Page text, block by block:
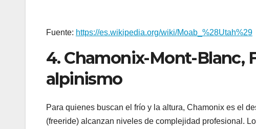
Fuente: https://es.wikipedia.org/wiki/Moab_%28Utah%29
4. Chamonix-Mont-Blanc,
alpinismo
Para quienes buscan el frío y la altura, Chamonix es el
(freeride) alcanzan niveles de complejidad profesional.